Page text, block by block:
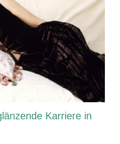
Karriere in